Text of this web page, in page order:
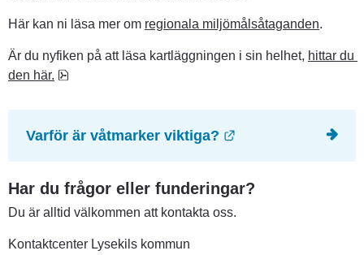
Här kan ni läsa mer om regionala miljömålsåtaganden.
Är du nyfiken på att läsa kartläggningen i sin helhet, hittar du
den här.
Varför är våtmarker viktiga? Länk till annan
Har du frågor eller funderingar?
Du är alltid välkommen att kontakta oss.
Kontaktcenter Lysekils kommun